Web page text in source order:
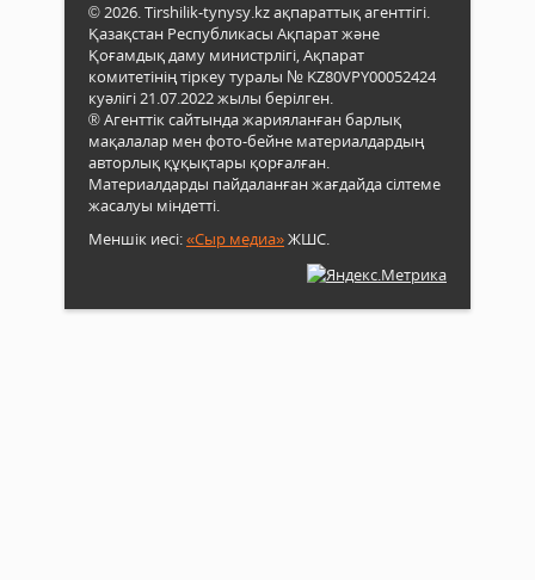
© 2026. Tirshilik-tynysy.kz ақпараттық агенттігі.
Қазақстан Республикасы Ақпарат және
Қоғамдық даму министрлігі, Ақпарат
комитетінің тіркеу туралы № KZ80VPY00052424
куәлігі 21.07.2022 жылы берілген.
® Агенттік сайтында жарияланған барлық
мақалалар мен фото-бейне материалдардың
авторлық құқықтары қорғалған.
Материалдарды пайдаланған жағдайда сілтеме
жасалуы міндетті.
Меншік иесі:«Сыр медиа»ЖШС.